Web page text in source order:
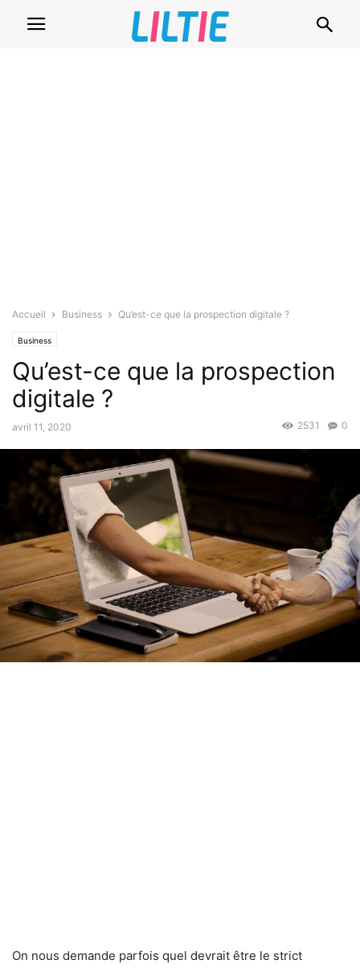
Accueil Business Qu’est-ce que la prospection digitale ?
Business
Qu’est-ce que la prospection
digitale ?
avril 11, 2020 0
2531
On nous demande parfois quel devrait être le strict